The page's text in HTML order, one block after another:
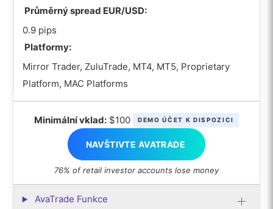
Průměrný spread EUR/USD:
0.9 pips
Platformy:
Mirror Trader, ZuluTrade, MT4, MT5, Proprietary
Platform, MAC Platforms
Minimální vklad: $100 DEMO ÚČET K DISPOZICI
NAVŠTIVTE AVATRADE
76% of retail investor accounts lose money
AvaTrade Funkce